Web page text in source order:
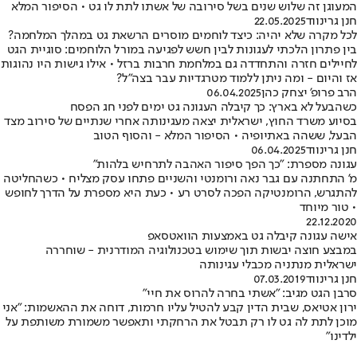
המעוגן זה שלוש שנים בשל סירובה של אשתו לתת לו גט • הסיפור המלא
חנן גרינווד22.05.2025
לכל מקרה שלא יהיה: כיצד לוחמים מוסרים הרשאת גט במהלך המלחמה?
בין פתרון הלכתי לעגונות לבין חשש לפגיעה במורל הלוחמים: סוגיית הגט
לחיילים חזרה והתחדדה גם במלחמת חרבות ברזל • אילו גישות היו נהוגות
אז והיום - ומה ניתן ללמוד מטרגדיות עבר בצה"ל?
הרב פרופ' יצחק כהן06.04.2025
כשהבעל לא בארץ: כך קיבלה העגונה גט ימים לפני חג הפסח
בסיוע משרד החוץ, ישראלית יצאה מעגינותה אחרי שנתיים של סירוב מצד
הבעל, ששהה באתיופיה • הסיפור המלא - והסוף הטוב
חנן גרינווד06.04.2025
עגונה מספרת: "כך הפך סיפור האהבה לתרחיש בלהות"
מ' התחתנה עם גבר נאה ורומנטי והשניים פתחו עסק מצליח • כשהחליטה
להתגרש, הרומנטיקה הפכה לסרט רע • כעת היא מספרת על הדרך לחופש
• טור מיוחד
22.12.2020
אישה עגונה קיבלה גט באמצעות הוואטסאפ
במבצע חוצה יבשות תוך שימוש בטכנולוגיה המודרנית - שוחררה
ישראלית מנתניה מכבלי עגינותה
חנן גרינווד07.03.2019
סרבן הגט מגיב: "אשתי בחרה להרוס את חיי"
ירון אטיאס, שבית הדין קבע להטיל עליו חרמות, דוחה את ההאשמות: "אני
מוכן לתת לה גט לו רק תבטל את הרחקתי ותאפשר משמורת משותפת על
ילדינו"